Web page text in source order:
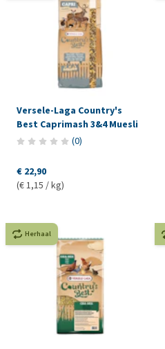
Versele-Laga Country's
Best Caprimash 3&4 Muesli
(0)
€ 22,90
(€ 1,15 / kg)
Herhaal